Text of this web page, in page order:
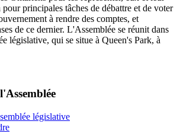
principales tâches de débattre et de voter
à rendre des comptes, et
de ce dernier. L'Assemblée se réunit dans
législative, qui se situe à Queen's Park, à
législative